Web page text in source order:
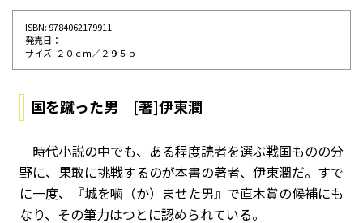
ISBN: 9784062179911
発売⽇：
サイズ: ２０ｃｍ／２９５ｐ
国を蹴った男 [著]伊東潤
時代小説の中でも、ある程度読者を選ぶ戦国ものの分
野に、果敢に挑戦するのが本書の著者、伊東潤だ。すで
に一度、『城を噛（か）ませた男』で直木賞の候補にも
なり、その筆力はつとに認められている。